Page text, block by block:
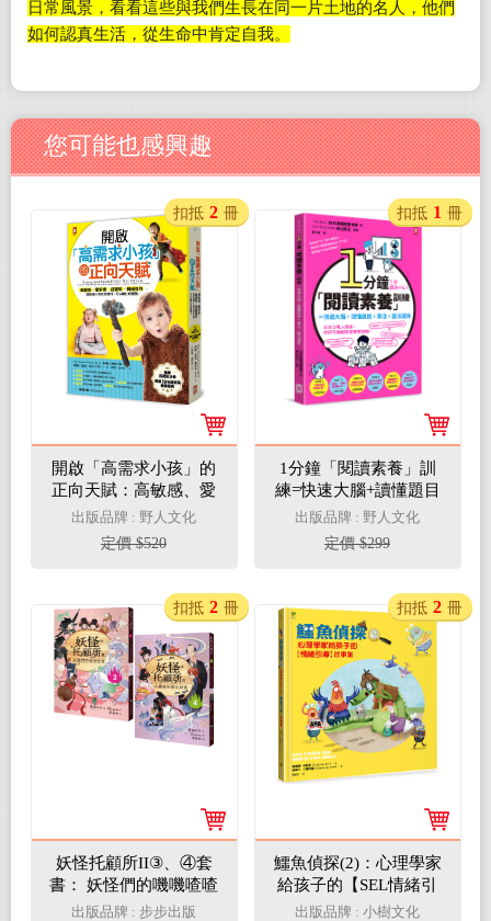
日常風景，看看這些與我們生長在同一片土地的名人，他們
如何認真生活，從生命中肯定自我。
您可能也感興趣
開啟「高需求小孩」的
正向天賦：高敏感、愛
爭辯、超固執、情緒強
烈...這些讓人抓狂的性
格，可以轉化成優勢！
年超實用教養經典】
出版品牌 : 野人文化
定價 $520
扣抵 2 冊
1分鐘「閱讀素養」訓
練=快速大腦+讀懂題目
+專注+靈活運用
出版品牌 : 野人文化
定價 $299
扣抵 1 冊
妖怪托顧所II③、④套
書： 妖怪們的嘰嘰喳喳
／久藏家的陌生訪客
出版品牌 : 步步出版
扣抵 2 冊
鱷魚偵探(2)：心理學家
給孩子的【SEL情緒引
導】故事集
出版品牌 : 小樹文化
扣抵 2 冊